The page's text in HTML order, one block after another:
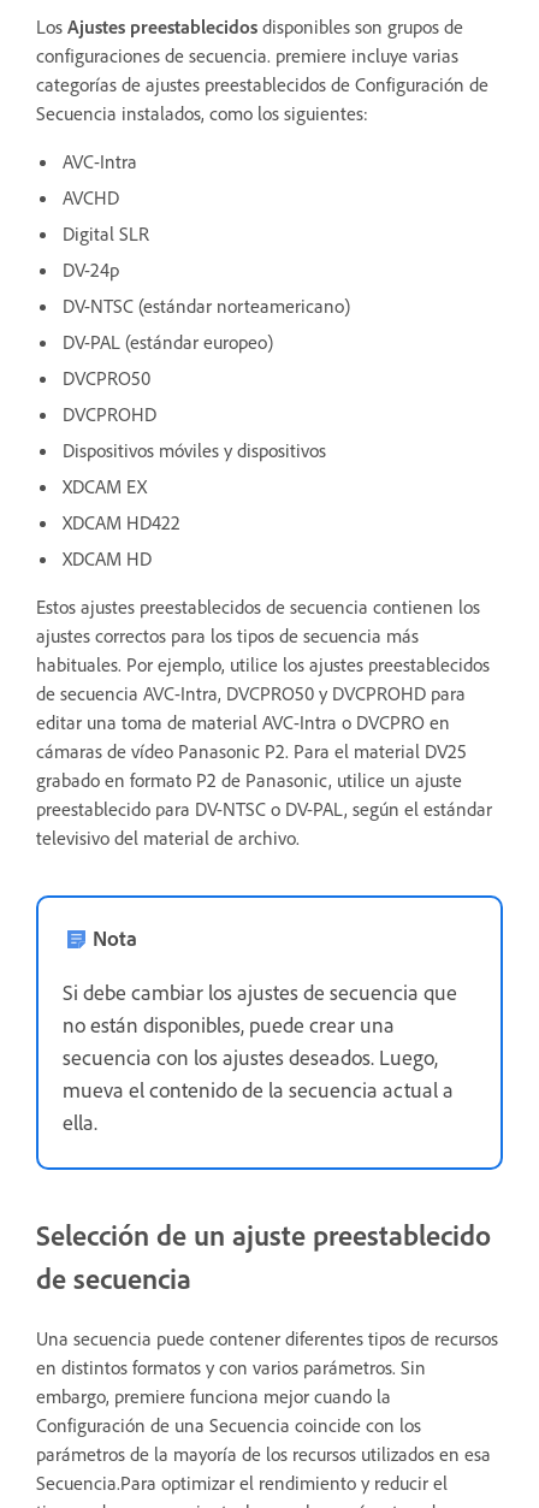
Los Ajustes preestablecidos disponibles son grupos de
configuraciones de secuencia. premiere incluye varias
categorías de ajustes preestablecidos de Configuración de
Secuencia instalados, como los siguientes:
AVC-Intra
AVCHD
Digital SLR
DV-24p
DV-NTSC (estándar norteamericano)
DV-PAL (estándar europeo)
DVCPRO50
DVCPROHD
Dispositivos móviles y dispositivos
XDCAM EX
XDCAM HD422
XDCAM HD
Estos ajustes preestablecidos de secuencia contienen los
ajustes correctos para los tipos de secuencia más
habituales. Por ejemplo, utilice los ajustes preestablecidos
de secuencia AVC-Intra, DVCPRO50 y DVCPROHD para
editar una toma de material AVC-Intra o DVCPRO en
cámaras de vídeo Panasonic P2. Para el material DV25
grabado en formato P2 de Panasonic, utilice un ajuste
preestablecido para DV-NTSC o DV-PAL, según el estándar
televisivo del material de archivo.
Nota
Si debe cambiar los ajustes de secuencia que
no están disponibles, puede crear una
secuencia con los ajustes deseados. Luego,
mueva el contenido de la secuencia actual a
ella.
Selección de un ajuste preestablecido
de secuencia
Una secuencia puede contener diferentes tipos de recursos
en distintos formatos y con varios parámetros. Sin
embargo, premiere funciona mejor cuando la
Configuración de una Secuencia coincide con los
parámetros de la mayoría de los recursos utilizados en esa
Secuencia.Para optimizar el rendimiento y reducir el